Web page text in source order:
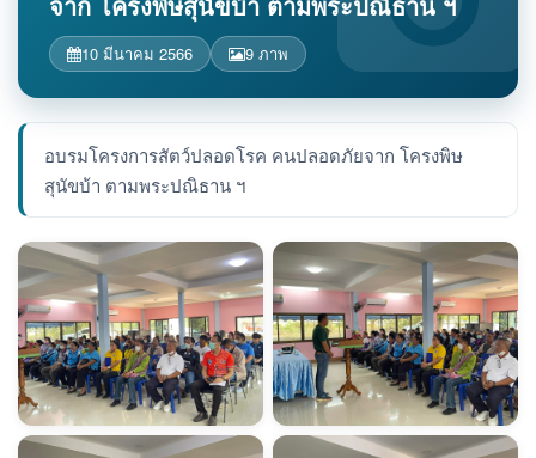
10 มีนาคม 2566 9 ภาพ
อบรมโครงการสัตว์ปลอดโรค คนปลอดภัยจาก โครงพิษ
สุนัขบ้า ตามพระปณิธาน ฯ